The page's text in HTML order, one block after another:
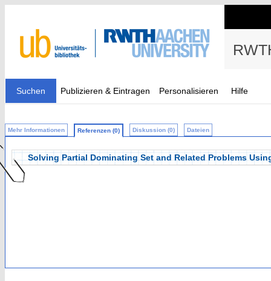
Suchen Publizieren & Eintragen Personalisieren Hilfe
Mehr Informationen Referenzen (0) Diskussion (0) Dateien
Solving Partial Dominating Set and Related Problems